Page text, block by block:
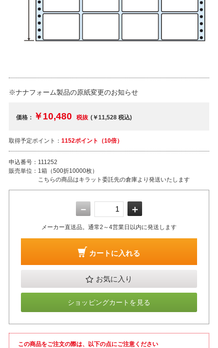
※ナナフォーム製品の原紙変更のお知らせ
価格： ￥10,480 税抜 (￥11,528税込)
取得予定ポイント： 1152ポイント（10倍）
申込番号： 111252
販売単位： 1箱（500折10000枚）
こちらの商品はキラット委託先の倉庫より発送いたします
－ ＋
メーカー直送品。通常2～4営業日以内に発送します
カートに入れる
お気に入り
ショッピングカートを見る
この商品をご注文の際は、以下の点にご注意ください